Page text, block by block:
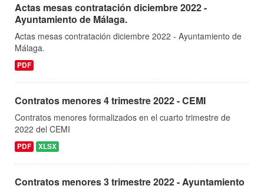
Actas mesas contratación diciembre 2022 -
Ayuntamiento de Málaga.
Actas mesas contratación diciembre 2022 - Ayuntamiento de
Málaga.
PDF
Contratos menores 4 trimestre 2022 - CEMI
Contratos menores formalizados en el cuarto trimestre de
2022 del CEMI
PDF XLSX
Contratos menores 3 trimestre 2022 - Ayuntamiento